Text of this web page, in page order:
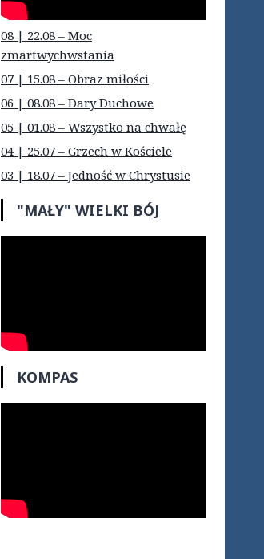
08 | 22.08 – Moc
zmartwychwstania
07 | 15.08 – Obraz miłości
06 | 08.08 – Dary Duchowe
05 | 01.08 – Wszystko na chwałę
04 | 25.07 – Grzech w Kościele
03 | 18.07 – Jedność w Chrystusie
"MAŁY" WIELKI BÓJ
KOMPAS